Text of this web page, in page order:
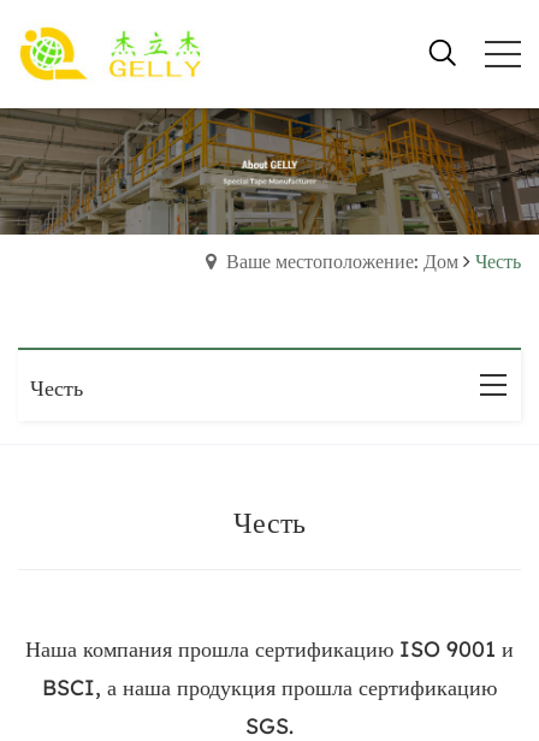
Ваше местоположение: Дом Честь
Честь
Честь
Наша компания прошла сертификацию ISO 9001 и
BSCI, а наша продукция прошла сертификацию
SGS.